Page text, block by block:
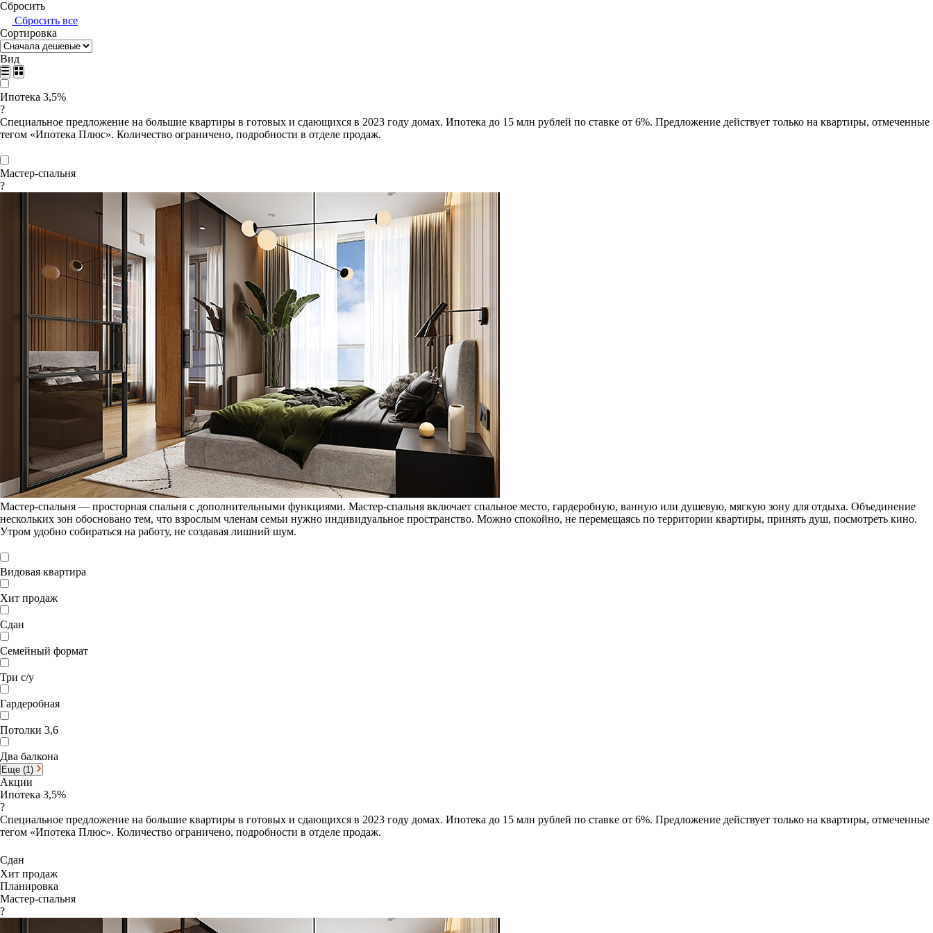
Сбросить
Сбросить все
Сортировка
Вид
Ипотека 3,5%
?
Специальное предложение на большие квартиры в готовых и сдающихся в 2023 году домах. Ипотека до 15 млн рублей по ставке от 6%. Предложение действует только на квартиры, отмеченные
тегом «Ипотека Плюс». Количество ограничено, подробности в отделе продаж.
Мастер-спальня
?
Мастер-спальня — просторная спальня с дополнительными функциями. Мастер-спальня включает спальное место, гардеробную, ванную или душевую, мягкую зону для отдыха. Объединение
нескольких зон обосновано тем, что взрослым членам семьи нужно индивидуальное пространство. Можно спокойно, не перемещаясь по территории квартиры, принять душ, посмотреть кино.
Утром удобно собираться на работу, не создавая лишний шум.
Видовая квартира
Хит продаж
Сдан
Семейный формат
Три с/у
Гардеробная
Потолки 3,6
Два балкона
Еще (1)
Акции
Ипотека 3,5%
?
Специальное предложение на большие квартиры в готовых и сдающихся в 2023 году домах. Ипотека до 15 млн рублей по ставке от 6%. Предложение действует только на квартиры, отмеченные
тегом «Ипотека Плюс». Количество ограничено, подробности в отделе продаж.
Сдан
Хит продаж
Планировка
Мастер-спальня
?